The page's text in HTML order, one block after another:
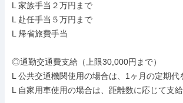
L 家族手当２万円まで
L 赴任手当５万円まで
L 帰省旅費手当
◎通勤交通費支給（上限30,000円まで）
L 公共交通機関使用の場合は、1ヶ月の定期代
L 自家用車使用の場合は、距離数に応じて支給